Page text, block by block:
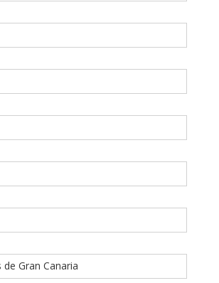
de Gran Canaria